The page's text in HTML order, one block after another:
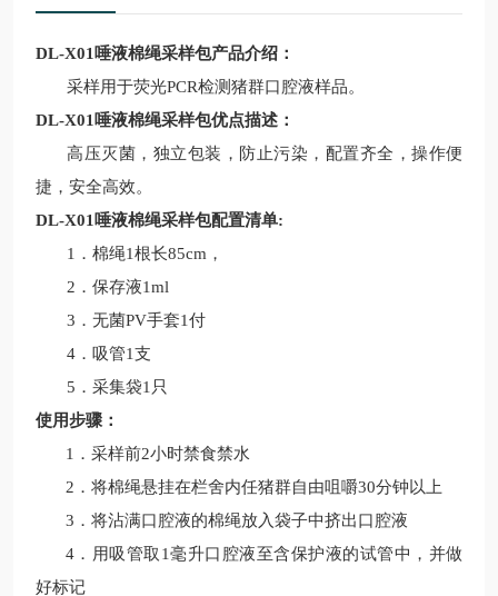
DL-X01唾液棉绳采样包产品介绍：
采样用于荧光PCR检测猪群口腔液样品。
DL-X01唾液棉绳采样包优点描述：
高压灭菌，独立包装，防止污染 ， 配置齐全，操作便
捷 ， 安全高效。
DL-X01唾液棉绳采样包配置清单:
1． 棉绳1根长85cm，
2． 保存液1ml
3． 无菌PV手套1付
4． 吸管1支
5． 采集袋1只
使用步骤：
1． 采样前2小时禁食禁水
2． 将棉绳悬挂在栏舍内任猪群自由咀嚼30分钟以上
3． 将沾满口腔液的棉绳放入袋子中挤出口腔液
4． 用吸管取 1毫升口腔液至含保护液的试管中，并做
好标记